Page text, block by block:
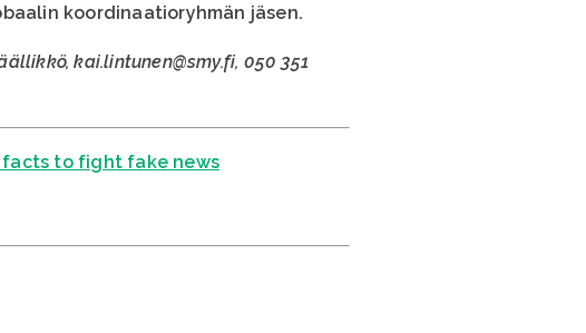
koordinaatioryhmän jäsen.
kai.lintunen@smy.fi, 050 351
facts to fight fake news